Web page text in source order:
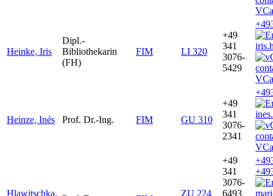
Heinke, Iris
Dipl.-
Bibliothekarin
(FH)
FIM LI 320
+49
341
3076-
5429
Heinze, Inés Prof. Dr.-Ing. FIM GU 310
+49
341
3076-
2341
Hlawitschka,
ZU 224
+49
341
3076-
6493